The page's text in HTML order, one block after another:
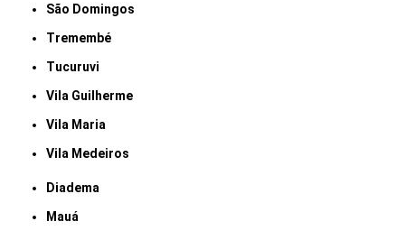
São Domingos
Tremembé
Tucuruvi
Vila Guilherme
Vila Maria
Vila Medeiros
Diadema
Mauá